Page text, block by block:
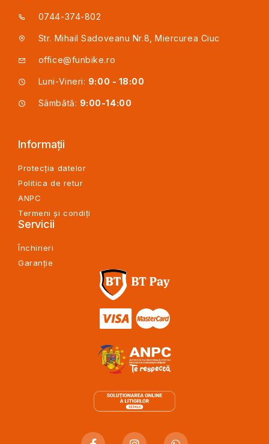
0744-374-802
Str. Mihail Sadoveanu Nr.8, Miercurea Ciuc
office@funbike.ro
Luni-Vineri: 9:00 - 18:00
Sâmbătă: 9:00-14:00
Informații
Protecția datelor
Politica de retur
ANPC
Termeni și condiți
Servicii
Închirieri
Garanție